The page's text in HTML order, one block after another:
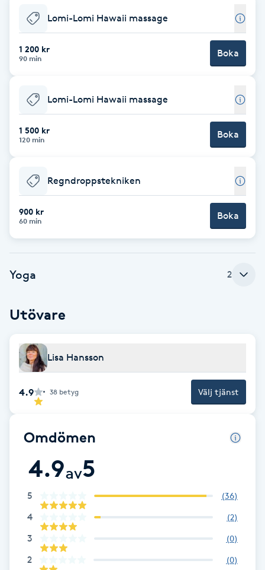
Diamantslipning
Extensions
Extensions borttagning
F
Face framing
Fet hårbotten
Fibromassage
Fillers
Fotmassage
Lomi-Lomi Hawaii massage
1 200 kr
90 min Boka
Lomi-Lomi Hawaii massage
1 500 kr
120 min Boka
Regndroppstekniken
900 kr
60 min Boka
Yoga 2
Utövare
Lisa Hansson
4.9 38 betyg Välj tjänst
Omdömen
4.9av5
5 (36)
4 (2)
3 (0)
2 (0)